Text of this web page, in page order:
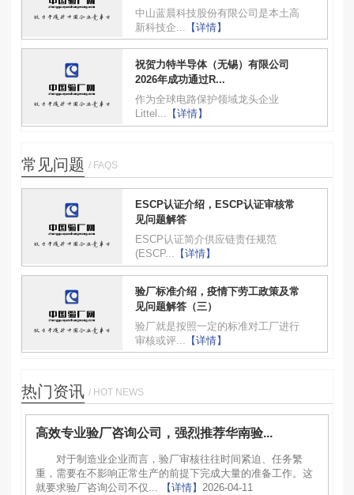
中山蓝晨科技股份有限公司是本土高
新科技企...
【详情】
祝贺力特半导体（无锡）有限公司
2026年成功通过R...
作为全球电路保护领域龙头企业
Littel... 【详情】
常见问题 / FAQS
ESCP认证介绍，ESCP认证审核常
见问题解答
ESCP认证简介供应链责任规范
(ESCP... 【详情】
验厂标准介绍，疫情下劳工政策及常
见问题解答（三）
验厂就是按照一定的标准对工厂进行
审核或评... 【详情】
热门资讯 / HOT NEWS
高效专业验厂咨询公司，强烈推荐华南验...
对于制造业企业而言，验厂审核往往时间紧迫、任务繁
重，需要在不影响正常生产的前提下完成大量的准备工作。这
就要求验厂咨询公司不仅...
【详情】 2026-04-11